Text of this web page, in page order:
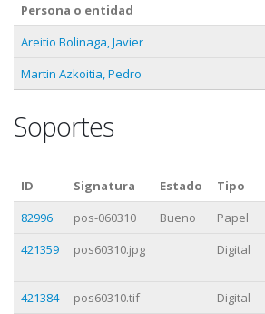
Persona o entidad
Areitio Bolinaga, Javier
Martin Azkoitia, Pedro
Soportes
ID Signatura Estado Tipo
82996
pos-060310 Bueno Papel
421359
pos60310.jpg Digital
421384 pos60310.tif Digital